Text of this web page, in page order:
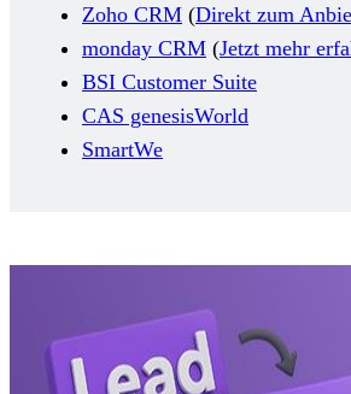
Zoho CRM (Direkt zum
monday CRM (Jetzt mehr
BSI Customer Suite
CAS genesisWorld
SmartWe